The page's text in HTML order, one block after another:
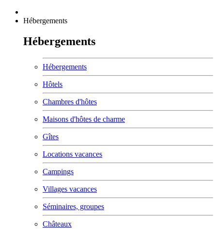
Hébergements
Hébergements
Hébergements
Hôtels
Chambres d'hôtes
Maisons d'hôtes de charme
Gîtes
Locations vacances
Campings
Villages vacances
Séminaires, groupes
Châteaux